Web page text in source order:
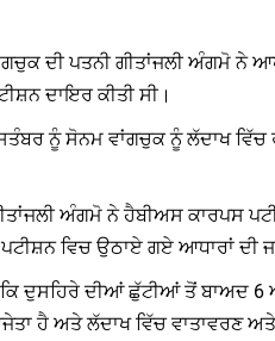
ਦੀ ਪਤਨੀ ਗੀਤਾਂਜਲੀ ਅੰਗਮੋ ਨੇ
ਦਾਇਰ ਕੀਤੀ ਸੀ।
ਨੂੰ ਸੋਨਮ ਵਾਂਗਚੁਕ ਨੂੰ ਲੱਦਾਖ
ਅੰਗਮੋ ਨੇ ਹੈਬੀਅਸ ਕਾਰਪਸ
ਵਿਚ ਉਠਾਏ ਗਏ ਆਧਾਰਾਂ ਦੀ
ਕਿ ਦੁਸਹਿਰੇ ਦੀਆਂ ਛੁੱਟੀਆਂ ਤੋਂ ਬਾਅਦ
ਹੈ ਅਤੇ ਲੱਦਾਖ ਵਿੱਚ ਵਾਤਾਵਰਣ